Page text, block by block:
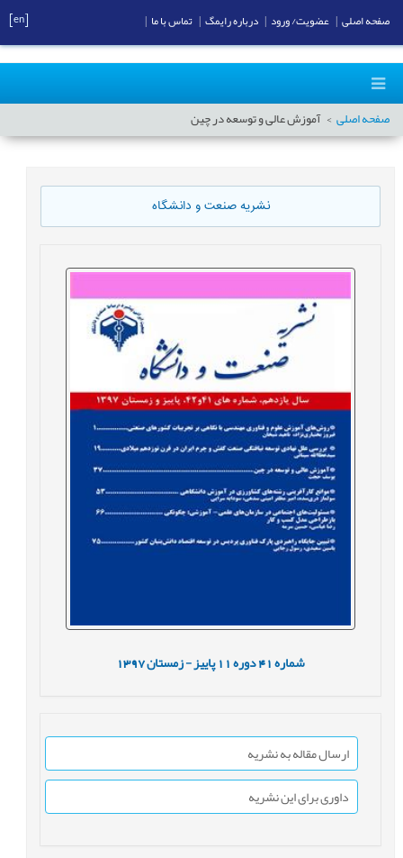
صفحه اصلی آموزش عالی و توسعه در چین
نشریه صنعت و دانشگاه
شماره41 دوره11 پاییز - زمستان1397
ارسال مقاله به نشریه
داوری برای این نشریه
صفحه اصلی عضویت/ ورود درباره رایمگ تماس با ما